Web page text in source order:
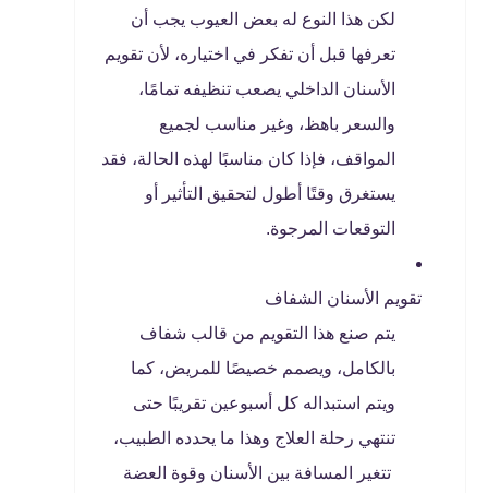
لكن هذا النوع له بعض العيوب يجب أن
تعرفها قبل أن تفكر في اختياره، لأن تقويم
الأسنان الداخلي يصعب تنظيفه تمامًا،
والسعر باهظ، وغير مناسب لجميع
المواقف، فإذا كان مناسبًا لهذه الحالة، فقد
يستغرق وقتًا أطول لتحقيق التأثير أو
التوقعات المرجوة.
تقويم الأسنان الشفاف
يتم صنع هذا التقويم من قالب شفاف
بالكامل، ويصمم خصيصًا للمريض، كما
ويتم استبداله كل أسبوعين تقريبًا حتى
تنتهي رحلة العلاج وهذا ما يحدده الطبيب،
تتغير المسافة بين الأسنان وقوة العضة